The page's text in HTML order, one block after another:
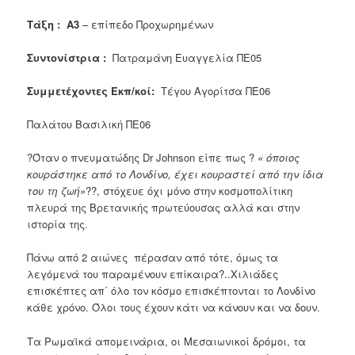
Τάξη : Α3 – επίπεδο Προχωρημένων
Συντονίστρια : Πατραμάνη Ευαγγελία ΠΕ05
Συμμετέχοντες Εκπ/κοί: Τέγου Αγορίτσα ΠΕ06
Παλάτου Βασιλική ΠΕ06
?Όταν ο πνευματώδης Dr Johnson είπε πως ? « όποιος
κουράστηκε από το Λονδίνο, έχει κουραστεί από την ίδια
του τη ζωή»??, στόχευε όχι μόνο στην κοσμοπολίτικη
πλευρά της Βρετανικής πρωτεύουσας αλλά και στην
ιστορία της.
Πάνω από 2 αιώνες πέρασαν από τότε, όμως τα
λεγόμενά του παραμένουν επίκαιρα?..Χιλιάδες
επισκέπτες απ΄ όλο τον κόσμο επισκέπτονται το Λονδίνο
κάθε χρόνο. Όλοι τους έχουν κάτι να κάνουν και να δουν.
Τα Ρωμαϊκά απομεινάρια, οι Μεσαιωνικοί δρόμοι, τα